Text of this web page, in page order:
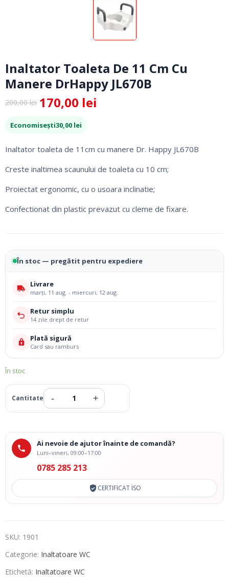
Inaltator Toaleta De 11 Cm Cu
Manere DrHappy JL670B
200,00lei
Prețul
inițial
a
fost:
200,00 lei.
170,00 lei
Prețul
curent
este:
170,00 lei.
Economisești30,00 lei
Inaltator toaleta de 11cm cu manere Dr. Happy JL670B
Creste inaltimea scaunului de toaleta cu 10 cm;
Proiectat ergonomic, cu o usoara inclinatie;
Confectionat din plastic prevazut cu cleme de fixare.
În stoc — pregătit pentru expediere
Livrare
marți, 11 aug. - miercuri, 12 aug.
Retur simplu
14 zile drept de retur
Plată sigură
Card sau ramburs
În stoc
Ai nevoie de ajutor înainte de comandă?
Luni–vineri, 09:00–17:00
0785 285 213
CERTIFICAT ISO
SKU: 1901
Categorie: Inaltatoare WC
Etichetă: Inaltatoare WC